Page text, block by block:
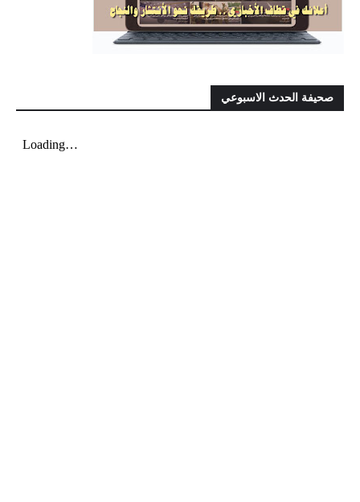
صحيفة الحدث الاسبوعي